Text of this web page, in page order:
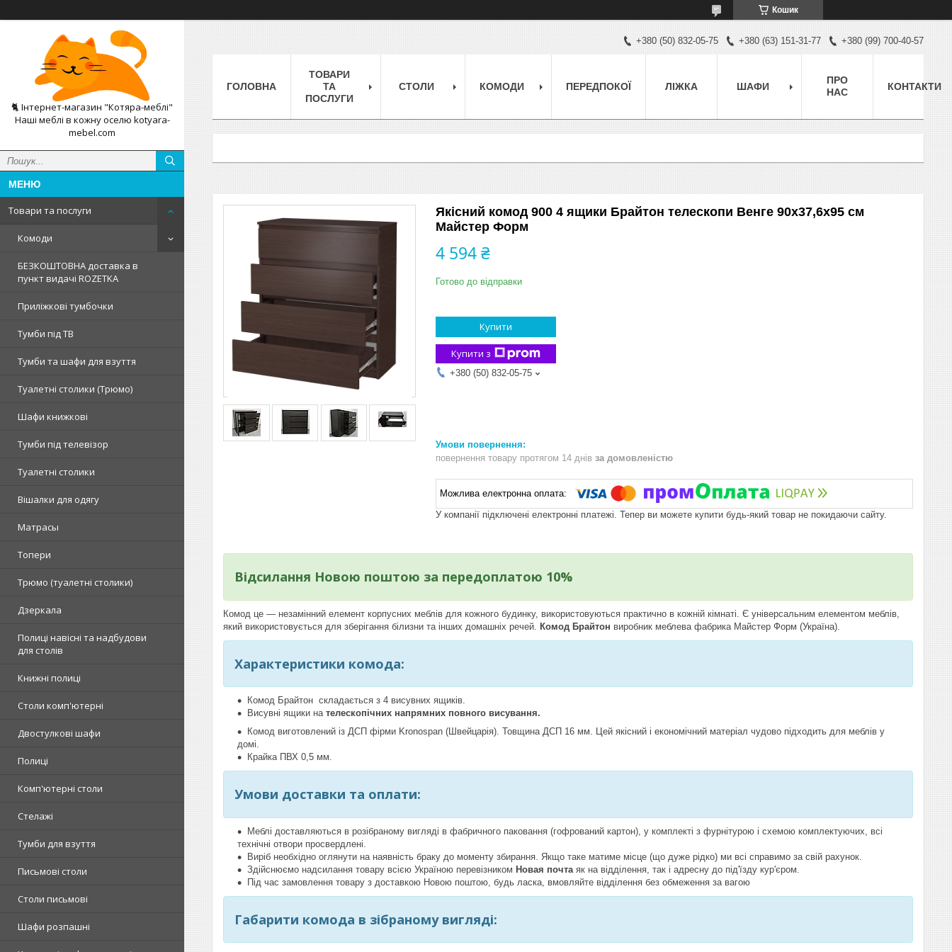
Кошик
🐈 Інтернет-магазин "Котяра-меблі"
Наші меблі в кожну оселю kotyara-
mebel.com
Товари та послуги
Комоди
БЕЗКОШТОВНА доставка в
пункт видачі ROZETKA
Приліжкові тумбочки
Тумби під ТВ
Тумби та шафи для взуття
Туалетні столики (Трюмо)
Шафи книжкові
Тумби під телевізор
Туалетні столики
Вішалки для одягу
Матрасы
Топери
Tрюмо (туалетні столики)
Дзеркала
Полиці навісні та надбудови
для столів
Книжні полиці
Столи комп'ютерні
Двостулкові шафи
Полиці
Комп'ютерні столи
Стелажі
Тумби для взуття
Письмові столи
Столи письмові
Шафи розпашні
+380 (50) 832-05-75 +380 (63) 151-31-77 +380 (99) 700-40-57
ГОЛОВНА
ТОВАРИ
ТА
ПОСЛУГИ
СТОЛИ КОМОДИ ПЕРЕДПОКОЇ ЛІЖКА ШАФИ
ПРО
НАС
КОНТАКТИ
Якісний комод 900 4 ящики Брайтон телескопи Венге 90х37,6х95 см
Майстер Форм
4 594 ₴
Готово до відправки
Купити
Купити з
+380 (50) 832-05-75
повернення товару протягом 14 днів за домовленістю
У компанії підключені електронні платежі. Тепер ви можете купити будь-який товар не покидаючи сайту.
Відсилання Новою поштою за передоплатою 10%
Комод це — незамінний елемент корпусних меблів для кожного будинку, використовуються практично в кожній кімнаті. Є універсальним елементом меблів,
який використовується для зберігання білизни та інших домашніх речей. Комод Брайтон виробник меблева фабрика Майстер Форм (Україна).
Характеристики комода:
Комод Брайтон складається з 4 висувних ящиків.
Висувні ящики нателескопічних напрямних повного висування.
Комод виготовлений із ДСП фірми Kronospan (Швейцарія). Товщина ДСП 16 мм. Цей якісний і економічний матеріал чудово підходить для меблів у
домі.
Крайка ПВХ 0,5 мм.
Умови доставки та оплати:
Меблі доставляються в розібраному вигляді в фабричного паковання (гофрований картон), у комплекті з фурнітурою і схемою комплектуючих, всі
технічні отвори просвердлені.
Виріб необхідно оглянути на наявність браку до моменту збирання. Якщо таке матиме місце (що дуже рідко) ми всі справимо за свій рахунок.
Здійснюємо надсилання товару всією Україною перевізником Новая почта як на відділення, так і адресну до під'їзду кур'єром.
Під час замовлення товару з доставкою Новою поштою, будь ласка, вмовляйте відділення без обмеження за вагою
Габарити комода в зібраному вигляді: